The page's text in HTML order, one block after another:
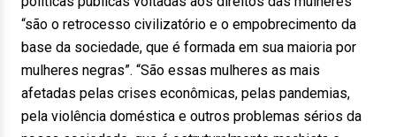
“são o retrocesso civilizatório e o empobrecimento da
base da sociedade, que é formada em sua maioria por
mulheres negras”. “São essas mulheres as mais
afetadas pelas crises econômicas, pelas pandemias,
pela violência doméstica e outros problemas sérios da